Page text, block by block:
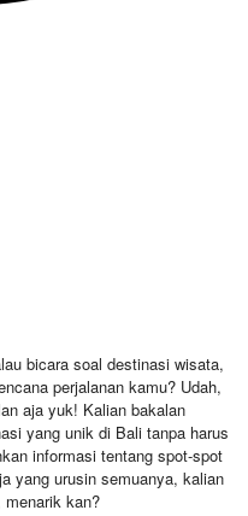
bicara soal destinasi wisata,
perjalanan kamu? Udah,
aja yuk! Kalian bakalan
yang unik di Bali tanpa harus
informasi tentang spot-spot
yang urusin semuanya, kalian
menarik kan?